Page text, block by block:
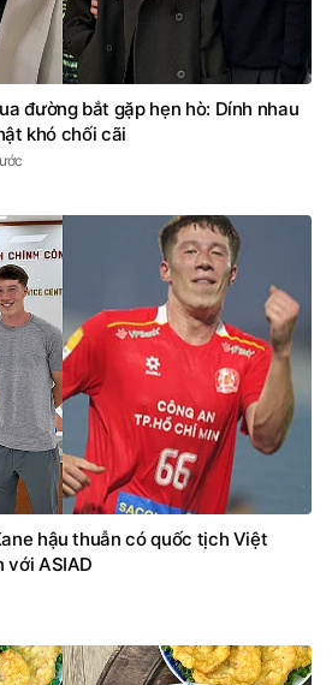
đường bắt gặp hẹn hò: Dính nhau
khó chối cãi
hậu thuẫn có quốc tịch Việt
với ASIAD